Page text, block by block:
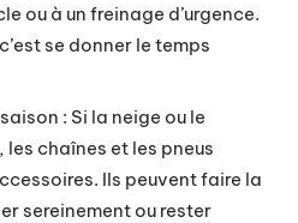
ou à un freinage d’urgence.
se donner le temps
: Si la neige ou le
chaînes et les pneus
Ils peuvent faire la
sereinement ou rester